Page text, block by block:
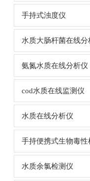
手持式浊度仪
水质大肠杆菌在线分
氨氮水质在线分析仪
cod水质在线监测仪
水质在线分析仪
手持便携式生物毒性
水质余氯检测仪